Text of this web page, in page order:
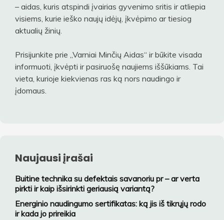
– aidas, kuris atspindi įvairias gyvenimo sritis ir atliepia
visiems, kurie ieško naujų idėjų, įkvėpimo ar tiesiog
aktualių žinių.
Prisijunkite prie „Varniai Minčių Aidas“ ir būkite visada
informuoti, įkvėpti ir pasiruošę naujiems iššūkiams. Tai
vieta, kurioje kiekvienas ras ką nors naudingo ir
įdomaus.
Naujausi įrašai
Buitine technika su defektais savanoriu pr – ar verta
pirkti ir kaip išsirinkti geriausią variantą?
Energinio naudingumo sertifikatas: ką jis iš tikrųjų rodo
ir kada jo prireikia